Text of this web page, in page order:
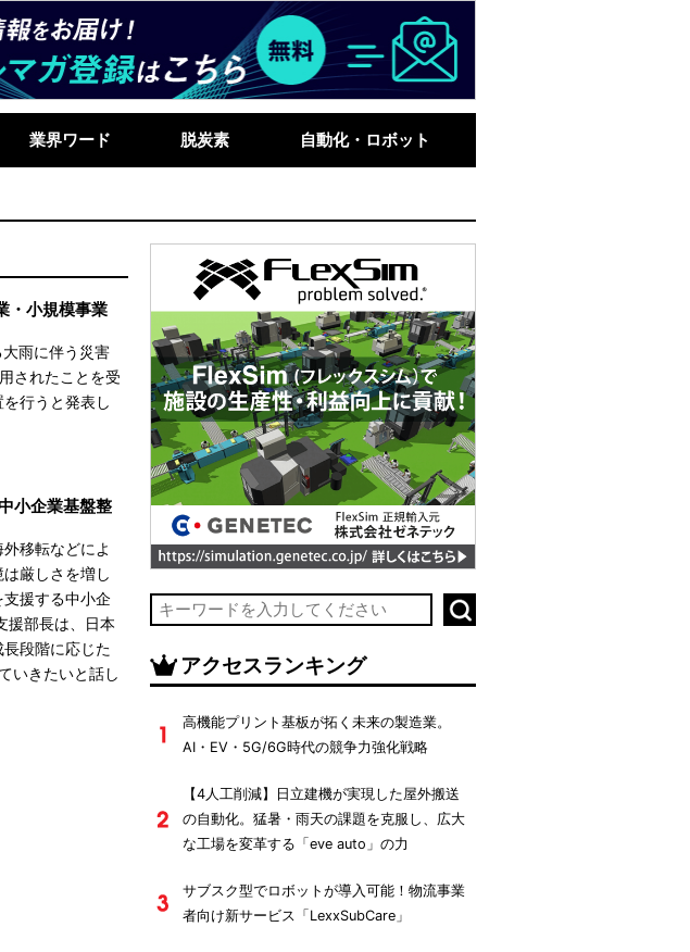
業界ワード 脱炭素 自動化・ロボット
雨に伴う災害
されたことを受
行うと発表し
・小規模事業
移転などによ
厳しさを増し
援する中小企
援部長は、日本
段階に応じた
いきたいと話し
小企業基盤整
アクセスランキング
高機能プリント基板が拓く未来の製造業。
AI・EV・5G/6G時代の競争力強化戦略
【4人工削減】日立建機が実現した屋外搬送
の自動化。猛暑・雨天の課題を克服し、広大
な工場を変革する「eve auto」の力
サブスク型でロボットが導入可能！物流事業
者向け新サービス「LexxSubCare」